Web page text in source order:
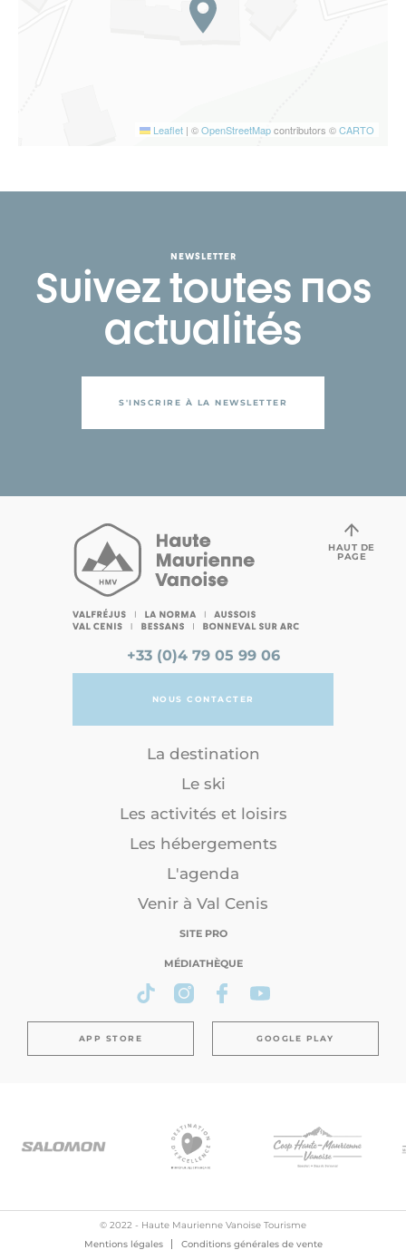
Leaflet | ©OpenStreetMapcontributors ©CARTO
NEWSLETTER
Suivez toutes nos
actualités
S'INSCRIRE À LA NEWSLETTER
+33 (0)4 79 05 99 06
NOUS CONTACTER
La destination
Le ski
Les activités et loisirs
Les hébergements
L'agenda
Venir à Val Cenis
SITE PRO
MÉDIATHÈQUE
APP STORE GOOGLE PLAY
HAUT DE
PAGE
© 2022 - Haute Maurienne Vanoise Tourisme
Mentions légales
Conditions générales de vente